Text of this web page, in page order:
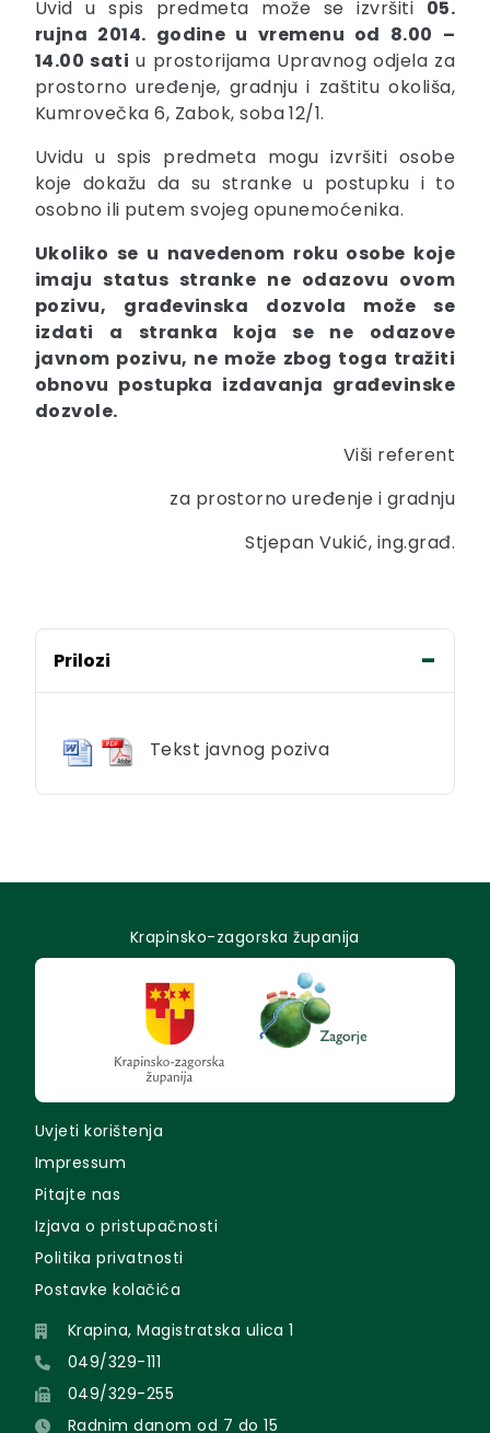
Uvid u spis predmeta može se izvršiti 05.
rujna 2014. godine u vremenu od 8.00 –
14.00 sati u prostorijama Upravnog odjela za
prostorno uređenje, gradnju i zaštitu okoliša,
Kumrovečka 6, Zabok, soba 12/1.
Uvidu u spis predmeta mogu izvršiti osobe
koje dokažu da su stranke u postupku i to
osobno ili putem svojeg opunemoćenika.
Ukoliko se u navedenom roku osobe koje
imaju status stranke ne odazovu ovom
pozivu, građevinska dozvola može se
izdati a stranka koja se ne odazove
javnom pozivu, ne može zbog toga tražiti
obnovu postupka izdavanja građevinske
dozvole.
Viši referent
za prostorno uređenje i gradnju
Stjepan Vukić, ing.građ.
Prilozi
Tekst javnog poziva
Krapinsko-zagorska županija
Uvjeti korištenja
Impressum
Pitajte nas
Izjava o pristupačnosti
Politika privatnosti
Postavke kolačića
Krapina, Magistratska ulica 1
049/329-111
049/329-255
Radnim danom od 7 do 15